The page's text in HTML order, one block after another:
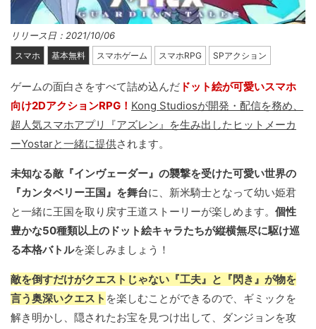
リリース日：2021/10/06
スマホ 基本無料 スマホゲーム スマホRPG SPアクション
ゲームの面白さをすべて詰め込んだ ドット絵が可愛いスマホ
向け2DアクションRPG！ Kong Studiosが開発・配信を務め、
超人気スマホアプリ『アズレン』を生み出したヒットメーカ
ーYostarと一緒に提供されます。
未知なる敵『インヴェーダー』の襲撃を受けた可愛い世界の
『カンタベリー王国』を舞台に、新米騎士となって幼い姫君
と一緒に王国を取り戻す王道ストーリーが楽しめます。 個性
豊かな50種類以上のドット絵キャラたちが縦横無尽に駆け巡
る本格バトルを楽しみましょう！
敵を倒すだけがクエストじゃない『工夫』と『閃き』が物を
言う奥深いクエスト を楽しむことができるので、ギミックを
解き明かし、隠されたお宝を見つけ出して、ダンジョンを攻